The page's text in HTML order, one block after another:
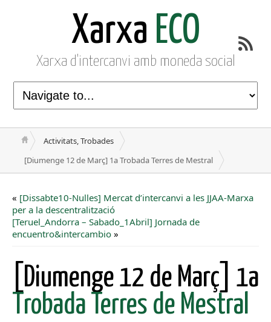
Xarxa ECO
Xarxa d'intercanvi amb moneda social
Activitats, Trobades
[Diumenge 12 de Març] 1a Trobada Terres de Mestral
« [Dissabte10-Nulles] Mercat d’intercanvi a les JJAA-Marxa
per a la descentralització
[Teruel_Andorra – Sabado_1Abril] Jornada de
encuentro&intercambio »
[Diumenge 12 de Març] 1a
Trobada Terres de Mestral